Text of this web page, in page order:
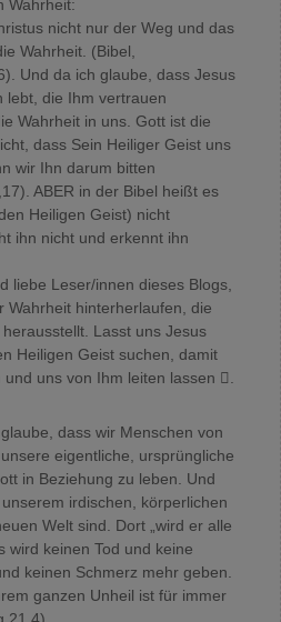
Wahrheit:
nicht nur der Weg und das
Wahrheit. (Bibel,
Und da ich glaube, dass Jesus
lebt, die Ihm vertrauen
Wahrheit in uns. Gott ist die
dass Sein Heiliger Geist uns
wir Ihn darum bitten
ABER in der Bibel heißt es
Heiligen Geist) nicht
ihn nicht und erkennt ihn
liebe Leser/innen dieses Blogs,
Wahrheit hinterherlaufen, die
Lasst uns Jesus
Heiligen Geist suchen, damit
uns von Ihm leiten lassen .
dass wir Menschen von
eigentliche, ursprüngliche
in Beziehung zu leben. Und
irdischen, körperlichen
Welt sind. Dort „wird er alle
wird keinen Tod und keine
keinen Schmerz mehr geben.
ganzen Unheil ist für immer